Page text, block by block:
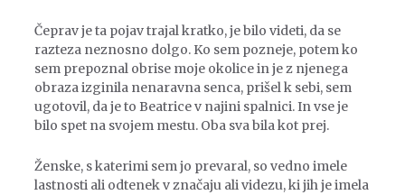
Čeprav je ta pojav trajal kratko, je bilo videti, da se
razteza neznosno dolgo. Ko sem pozneje, potem ko
sem prepoznal obrise moje okolice in je z njenega
obraza izginila nenaravna senca, prišel k sebi, sem
ugotovil, da je to Beatrice v najini spalnici. In vse je
bilo spet na svojem mestu. Oba sva bila kot prej.
Ženske, s katerimi sem jo prevaral, so vedno imele
lastnosti ali odtenek v značaju ali videzu, ki jih je imela